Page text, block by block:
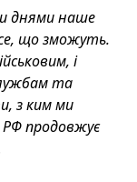
днями наше
що зможуть.
і
та
з ким ми
РФ продовжує